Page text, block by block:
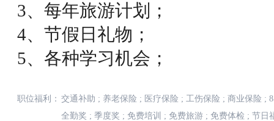
3、每年旅游计划；
4、节假日礼物；
5、各种学习机会；
职位福利： 交通补助 ; 养老保险 ; 医疗保险 ; 工伤保险 ; 商业保险 ;
全勤奖 ; 季度奖 ; 免费培训 ; 免费旅游 ; 免费体检 ; 节日